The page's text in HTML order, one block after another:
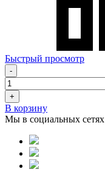
Быстрый просмотр
-
+
В корзину
Мы в социальных сетях